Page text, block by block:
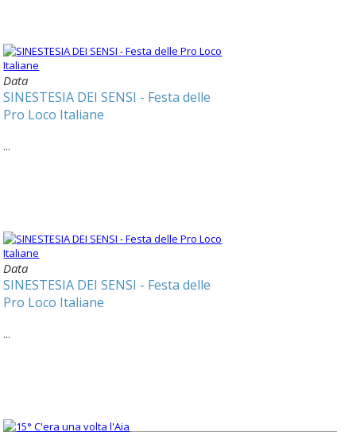
Data
SINESTESIA DEI SENSI - Festa delle
Pro Loco Italiane
...
Data
SINESTESIA DEI SENSI - Festa delle
Pro Loco Italiane
...